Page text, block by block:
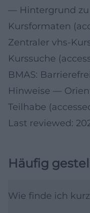
— Hintergrund
Kursformaten
Zentraler vhs-
Kurssuche
BMAS:
Hinweise —
Teilhabe
Last reviewed:
Häufig
Wie finde ich